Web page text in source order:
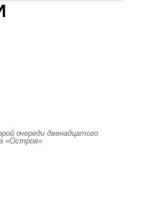
очереди двенадцатого
«Остров»